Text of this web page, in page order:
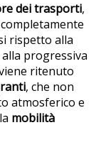
dei trasporti,
rispetto alla
progressiva
ritenuto
, che non
atmosferico e
mobilità